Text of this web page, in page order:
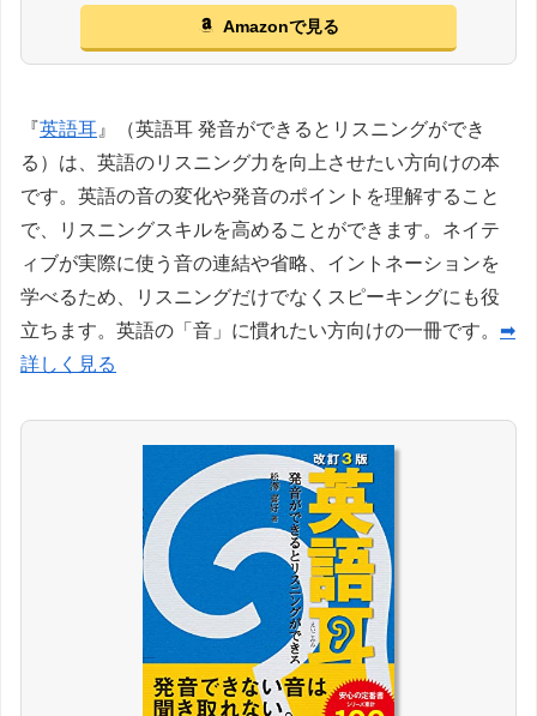
Amazonで見る
『 英語耳』（英語耳 発音ができるとリスニングができ
る）は、英語のリスニング力を向上させたい方向けの本
です。英語の音の変化や発音のポイントを理解すること
で、リスニングスキルを高めることができます。ネイテ
ィブが実際に使う音の連結や省略、イントネーションを
学べるため、リスニングだけでなくスピーキングにも役
立ちます。英語の「音」に慣れたい方向けの一冊です。 ➡
詳しく見る